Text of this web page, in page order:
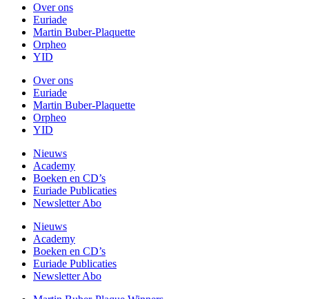
Over ons
Euriade
Martin Buber-Plaquette
Orpheo
YID
Over ons
Euriade
Martin Buber-Plaquette
Orpheo
YID
Nieuws
Academy
Boeken en CD’s
Euriade Publicaties
Newsletter Abo
Nieuws
Academy
Boeken en CD’s
Euriade Publicaties
Newsletter Abo